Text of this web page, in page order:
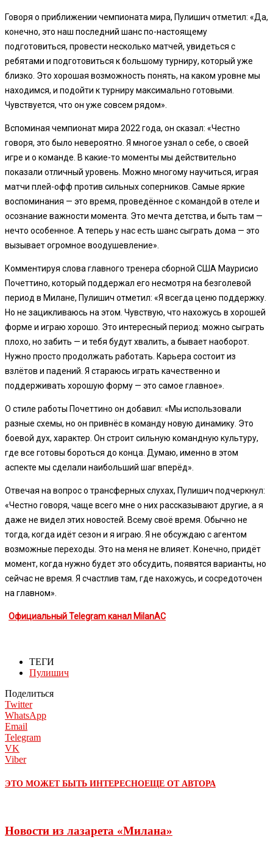
Говоря о приближении чемпионата мира, Пулишич отметил: «Да,
конечно, это наш последний шанс по-настоящему
подготовиться, провести несколько матчей, увидеться с
ребятами и подготовиться к большому турниру, который уже
близко. Это хорошая возможность понять, на каком уровне мы
находимся, и подойти к турниру максимально готовыми.
Чувствуется, что он уже совсем рядом».
Вспоминая чемпионат мира 2022 года, он сказал: «Честно
говоря, это было невероятно. Я многое узнал о себе, о своей
игре и о команде. В какие-то моменты мы действительно
показали отличный уровень. Можно многому научиться, играя
матчи плей-офф против сильных соперников. Самые яркие
воспоминания — это время, проведённое с командой в отеле и
осознание важности момента. Это мечта детства, и быть там —
нечто особенное. А теперь у нас есть шанс сыграть дома — это
вызывает огромное воодушевление».
Комментируя слова главного тренера сборной США Маурисио
Почеттино, который поддержал его несмотря на безголевой
период в Милане, Пулишич отметил: «Я всегда ценю поддержку.
Но не зацикливаюсь на этом. Чувствую, что нахожусь в хорошей
форме и играю хорошо. Это интересный период: можно сыграть
плохо, но забить — и тебя будут хвалить, а бывает наоборот.
Нужно просто продолжать работать. Карьера состоит из
взлётов и падений. Я стараюсь играть качественно и
поддерживать хорошую форму — это самое главное».
О стиле работы Почеттино он добавил: «Мы использовали
разные схемы, но он привнёс в команду новую динамику. Это
боевой дух, характер. Он строит сильную командную культуру,
где все готовы бороться до конца. Думаю, именно в этом
аспекте мы сделали наибольший шаг вперёд».
Отвечая на вопрос о трансферных слухах, Пулишич подчеркнул:
«Честно говоря, чаще всего мне о них рассказывают другие, а я
даже не видел этих новостей. Всему своё время. Обычно не
тогда, когда идёт сезон и я играю. Я не обсуждаю с агентом
возможные переходы. Это на меня не влияет. Конечно, придёт
момент, когда нужно будет это обсудить, появятся варианты, но
сейчас не время. Я счастлив там, где нахожусь, и сосредоточен
на главном».
Официальный Telegram канал MilanAC
ТЕГИ
Пулишич
Поделиться
Twitter
WhatsApp
Email
Telegram
VK
Viber
ЭТО МОЖЕТ БЫТЬ ИНТЕРЕСНОЕЩЕ ОТ АВТОРА
Новости из лазарета «Милана»